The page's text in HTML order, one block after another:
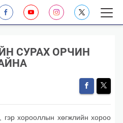
СУРАХ ОРЧИН
хорооллын хөгжлийн хороо